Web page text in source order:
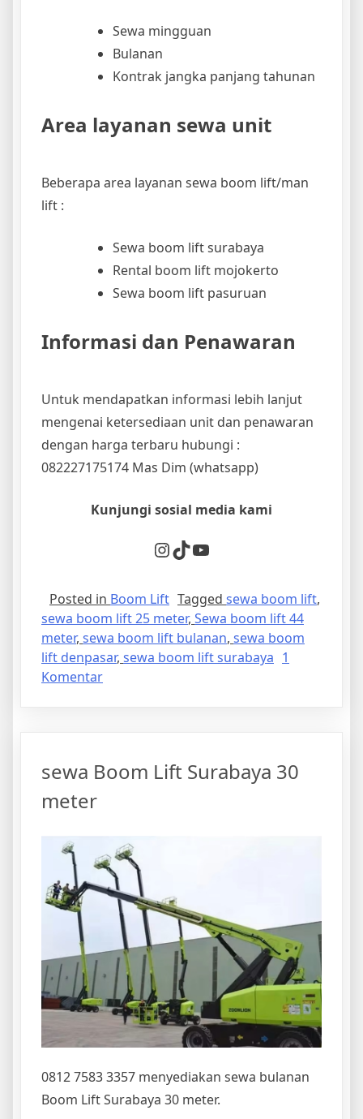
Sewa mingguan
Bulanan
Kontrak jangka panjang tahunan
Area layanan sewa unit
Beberapa area layanan sewa boom lift/man
lift :
Sewa boom lift surabaya
Rental boom lift mojokerto
Sewa boom lift pasuruan
Informasi dan Penawaran
Untuk mendapatkan informasi lebih lanjut
mengenai ketersediaan unit dan penawaran
dengan harga terbaru hubungi :
082227175174 Mas Dim (whatsapp)
Kunjungi sosial media kami
Instagram
TikTokYouTube
Posted in Boom Lift Tagged sewa boom lift,
sewa boom lift 25 meter, Sewa boom lift 44
meter, sewa boom lift bulanan, sewa boom
lift denpasar, sewa boom lift surabaya 1
Komentarpada
sewa Boom Lift Surabaya 30
meter
0812 7583 3357 menyediakan sewa bulanan
Boom Lift Surabaya 30 meter.